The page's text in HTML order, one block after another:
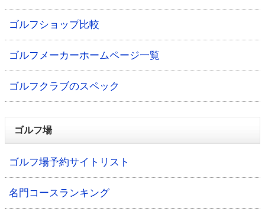
ゴルフショップ比較
ゴルフメーカーホームページ一覧
ゴルフクラブのスペック
ゴルフ場
ゴルフ場予約サイトリスト
名門コースランキング